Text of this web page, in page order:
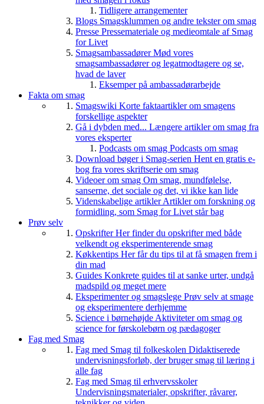
Tidligere arrangementer
Blogs Smagsklummen og andre tekster om smag
Presse Pressemateriale og medieomtale af Smag
for Livet
SmagsambassadørerMød vores
smagsambassadører og legatmodtagere og se,
hvad de laver
Eksemper på ambassadørarbejde
Fakta om smag
Smagswiki Korte faktaartikler om smagens
forskellige aspekter
Gå i dybden med... Længere artikler om smag fra
vores eksperter
Podcasts om smag Podcasts om smag
Download bøger i Smag-serien Hent en gratis e-
bog fra vores skriftserie om smag
Videoer om smag Om smag, mundfølelse,
sanserne, det sociale og det, vi ikke kan lide
Videnskabelige artiklerArtikler om forskning og
formidling, som Smag for Livet står bag
Prøv selv
OpskrifterHer finder du opskrifter med både
velkendt og eksperimenterende smag
Køkkentips Her får du tips til at få smagen frem i
din mad
Guides Konkrete guides til at sanke urter, undgå
madspild og meget mere
Eksperimenter og smagslege Prøv selv at smage
og eksperimentere derhjemme
Science i børnehøjde Aktiviteter om smag og
science for førskolebørn og pædagoger
Fag med Smag
Fag med Smag til folkeskolen Didaktiserede
undervisningsforløb, der bruger smag til læring i
alle fag
Fag med Smag til erhvervsskoler
Undervisningsmaterialer, opskrifter, råvarer,